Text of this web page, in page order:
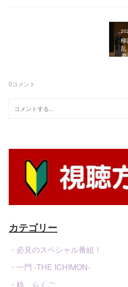
柳
乱
弟
0コメント
カテゴリー
・必見のスペシャル番組！
・一門 -THE ICHIMON-
・粋 らくご